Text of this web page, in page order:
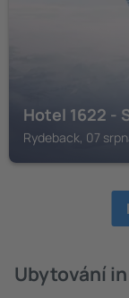
Hotel 1622 -
Rydeback, 07
Ubytování